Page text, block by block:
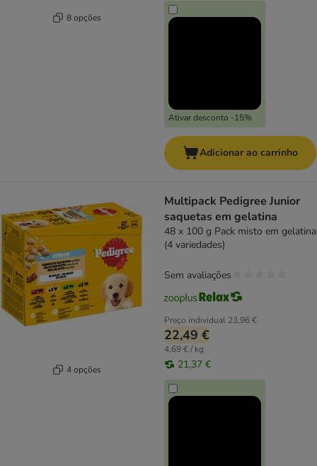
8 opções
Ativar desconto -15%
Adicionar ao carrinho
4 opções
Multipack Pedigree Junior
saquetas em gelatina
48 x 100 g Pack misto em gelatina
(4 variedades)
Preço individual 23,96 €
22,49 €
4,69 € / kg
21,37 €
Sem avaliações